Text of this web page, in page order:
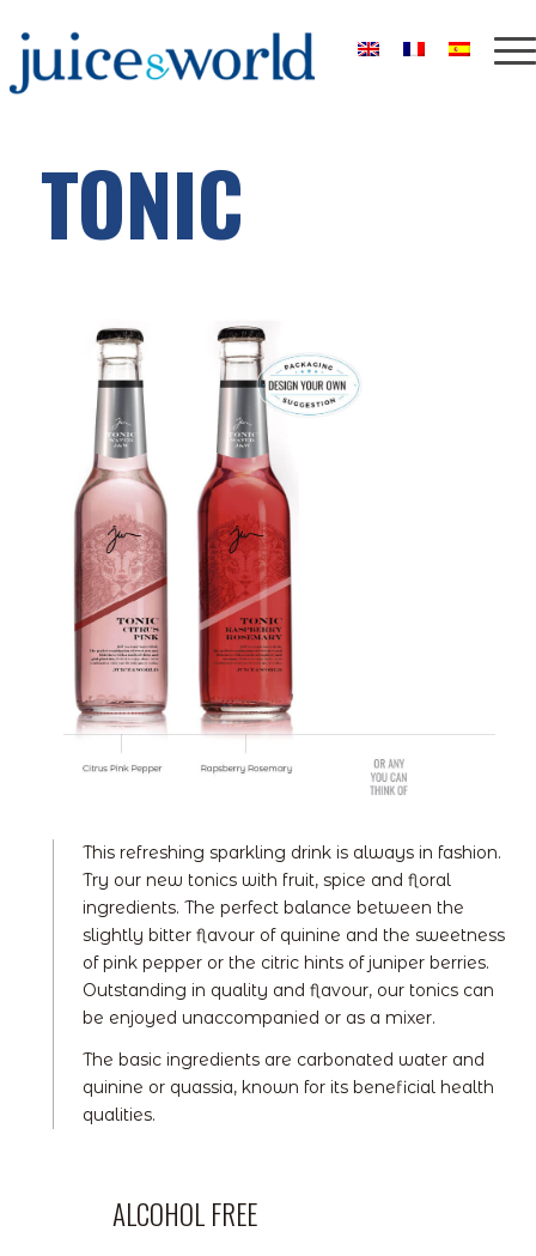
TONIC
This refreshing sparkling drink is always in fashion.
Try our new tonics with fruit, spice and floral
ingredients. The perfect balance between the
slightly bitter flavour of quinine and the sweetness
of pink pepper or the citric hints of juniper berries.
Outstanding in quality and flavour, our tonics can
be enjoyed unaccompanied or as a mixer.
The basic ingredients are carbonated water and
quinine or quassia, known for its beneficial health
qualities.
ALCOHOL FREE